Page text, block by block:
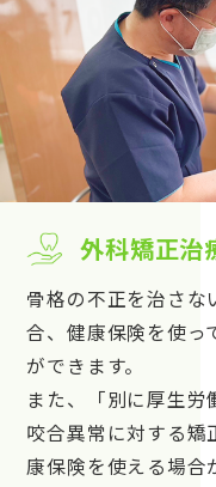
外科矯正治
骨格の不正を治さな
合、健康保険を使っ
ができます。
また、「別に厚生
咬合異常に対する矯
康保険を使える場合